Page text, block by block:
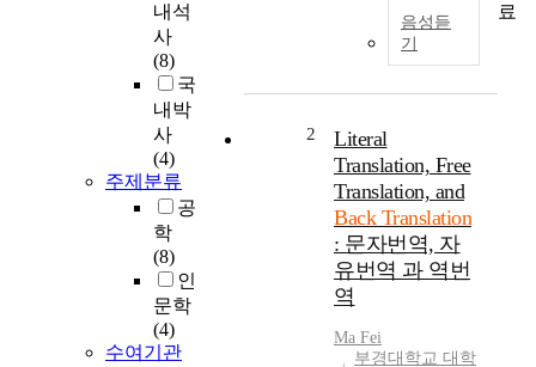
내석
사
(8)
국
내박
사
(4)
주제분류
공
학
(8)
인
문학
(4)
수여기관
음성듣
기
2
Literal
Translation, Free
Translation, and
Back Translation
: 문자번역, 자
유번역 과 역번
역
Ma Fei
부경대학교 대학
료